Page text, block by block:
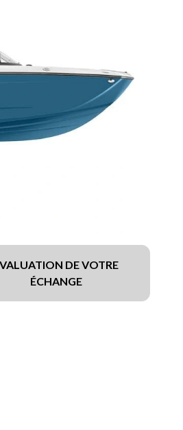
DE VOTRE
ÉCHANGE